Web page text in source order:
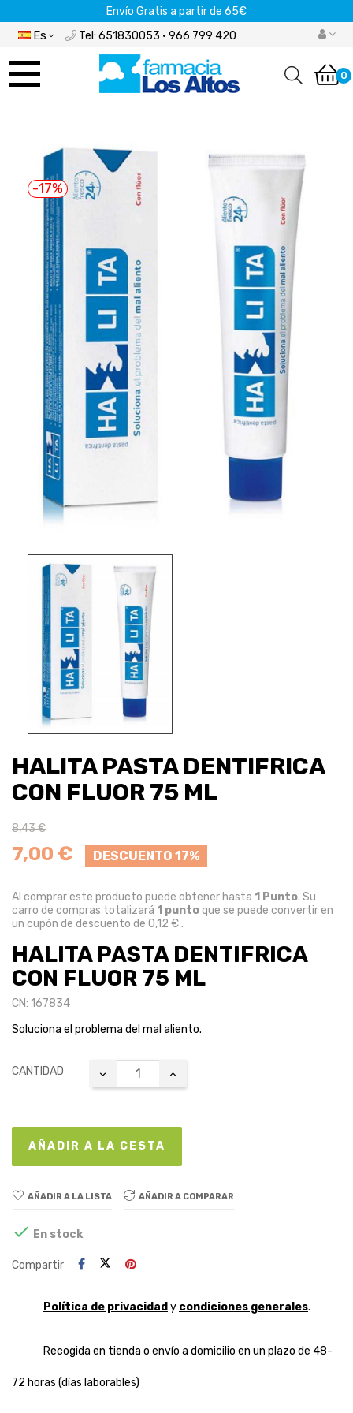
Envío Gratis a partir de 65€
Es Tel: 651830053 · 966 799 420
Navegación 0
-17%
HALITA PASTA DENTIFRICA
CON FLUOR 75 ML
8,43 €
7,00 € DESCUENTO 17%
Al comprar este producto puede obtener hasta 1 Punto. Su
carro de compras totalizará 1 puntoque se puede convertir en
un cupón de descuento de 0,12 €.
HALITA PASTA DENTIFRICA
CON FLUOR 75 ML
CN: 167834
Soluciona el problema del mal aliento.
CANTIDAD
AÑADIR A LA CESTA
AÑADIR A LA LISTA AÑADIR A COMPARAR
 En stock
Compartir
Política de privacidad y condiciones generales.
Recogida en tienda o envío a domicilio en un plazo de 48-
72 horas (días laborables)